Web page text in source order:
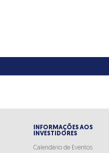
INFORMAÇÕES AOS
INVESTIDORES
Calendário de Eventos